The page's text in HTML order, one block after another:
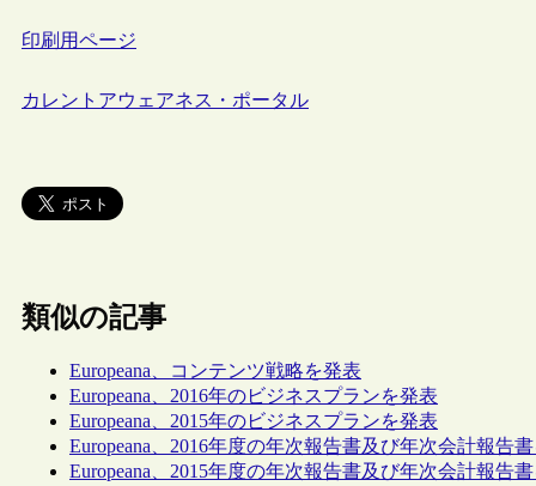
印刷用ページ
カレントアウェアネス・ポータル
類似の記事
Europeana、コンテンツ戦略を発表
Europeana、2016年のビジネスプランを発表
Europeana、2015年のビジネスプランを発表
Europeana、2016年度の年次報告書及び年次会計報告
Europeana、2015年度の年次報告書及び年次会計報告